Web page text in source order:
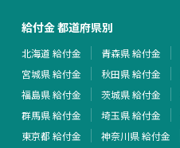
給付金 都道府県別
北海道 給付金 青森県 給付金
宮城県 給付金
秋田県 給付金
福島県 給付金
茨城県 給付金
群馬県 給付金
埼玉県 給付金
東京都 給付金
神奈川県 給付金